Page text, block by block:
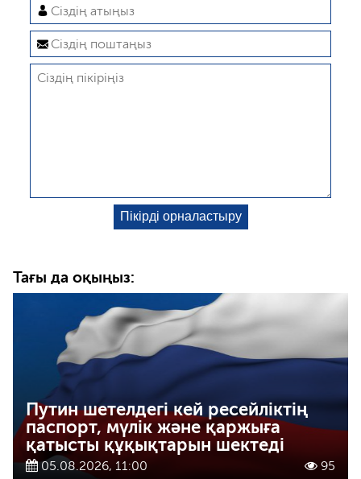
Тағы да оқыңыз:
Путин шетелдегі кей ресейліктің
паспорт, мүлік және қаржыға
қатысты құқықтарын шектеді
05.08.2026, 11:00 95